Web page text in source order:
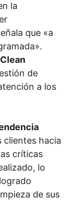
la
que «a
Clean
de
a los
clientes hacia
críticas
lo
de sus